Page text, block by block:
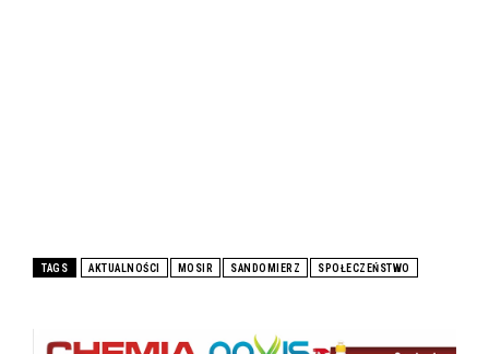
TAGS AKTUALNOŚCI MOSIR SANDOMIERZ SPOŁECZEŃSTWO